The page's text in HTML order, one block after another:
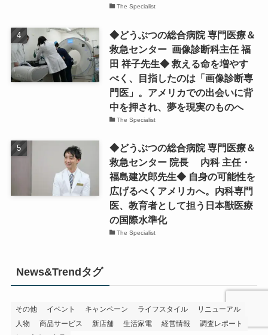
The Specialist
◆どうぶつの総合病院 専門医療＆
救急センター 画像診断科主任 福
田 祥子先生◆ 救える命を増やす
べく、目指したのは「画像診断専
門医」。アメリカでの出会いに背
中を押され、夢を現実のものへ
The Specialist
◆どうぶつの総合病院 専門医療＆
救急センター 院長 内科 主任・
福島建次郎先生◆ 自身の可能性を
広げるべくアメリカへ。内科専門
医、教育者として担う日本獣医療
の国際水準化
The Specialist
News&Trendタグ
その他 イベント キャンペーン ライフスタイル
リニューアル
人物
商品サービス 新店舗 生活家電 経営情報
調査レポート